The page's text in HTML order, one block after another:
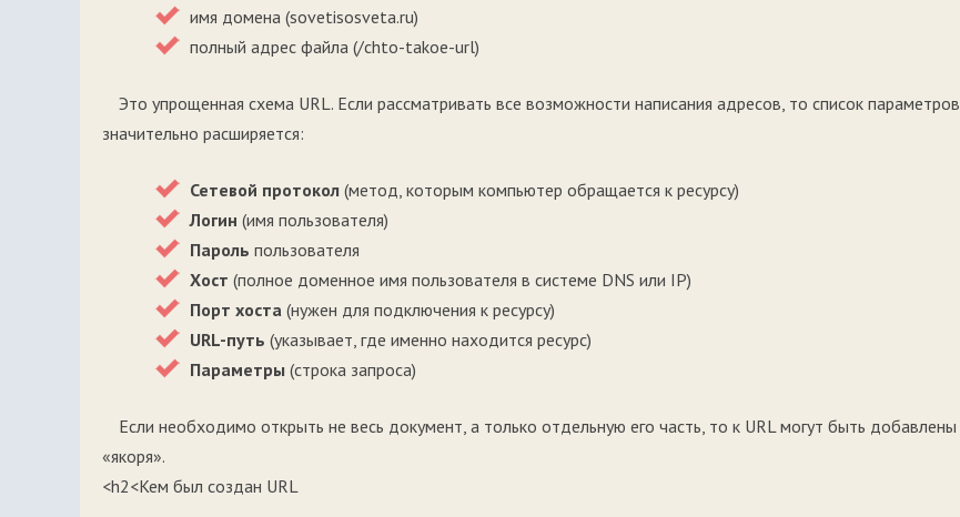
имя домена (sovetisosveta.ru)
полный адрес файла (/chto-takoe-url)
Это упрощенная схема URL. Если рассматривать все возможности написания адресов, то список параметров
значительно расширяется:
Сетевой протокол (метод, которым компьютер обращается к ресурсу)
Логин (имя пользователя)
Пароль пользователя
Хост (полное доменное имя пользователя в системе DNS или IP)
Порт хоста (нужен для подключения к ресурсу)
URL-путь (указывает, где именно находится ресурс)
Параметры (строка запроса)
Если необходимо открыть не весь документ, а только отдельную его часть, то к URL могут быть добавлены
«якоря».
<h2<Кем был создан URL